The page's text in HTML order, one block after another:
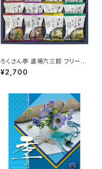
ろくさん亭 道場六三郎 フリーズ
ドライギフト
¥2,700